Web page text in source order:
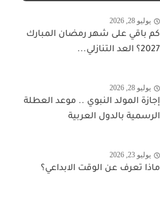
يوليو 28, 2026
كم باقي على شهر رمضان المبارك
2027؟ العد التنازلي...
يوليو 28, 2026
إجازة المولد النبوي .. موعد العطلة
الرسمية بالدول العربية
يوليو 23, 2026
ماذا تعرف عن الوقت الابداعي؟